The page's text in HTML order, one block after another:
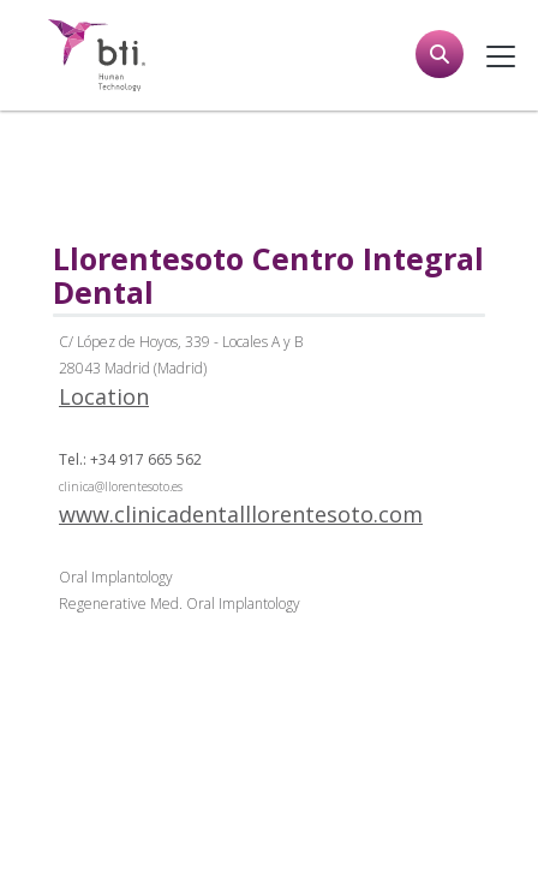
Llorentesoto Centro Integral
Dental
C/ López de Hoyos, 339 - Locales A y B
28043 Madrid (Madrid)
Location
Tel.: +34 917 665 562
clinica@llorentesoto.es
www.clinicadentalllorentesoto.com
Oral Implantology
Regenerative Med. Oral Implantology